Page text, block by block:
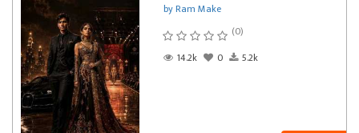
by Ram Make
(0)
14.2k
0 5.2k